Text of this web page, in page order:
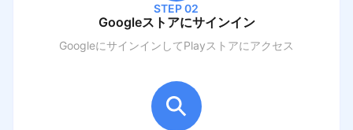
STEP 02
Googleストアにサインイン
GoogleにサインインしてPlayストアにアクセス